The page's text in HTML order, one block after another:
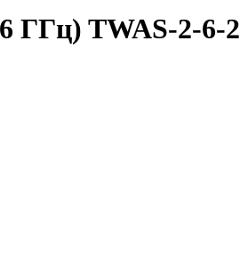
ГГц) TWAS-2-6-2